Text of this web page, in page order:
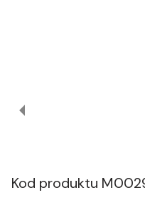
Kod produktu